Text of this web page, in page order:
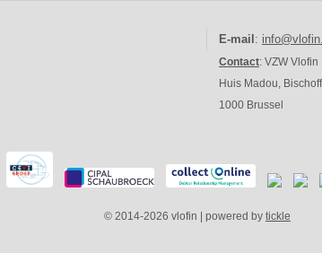
E-mail :
Contact: VZW Vlofin
Huis Madou,
1000 Brussel
© 2014-2026 vlofin | powered by tickle